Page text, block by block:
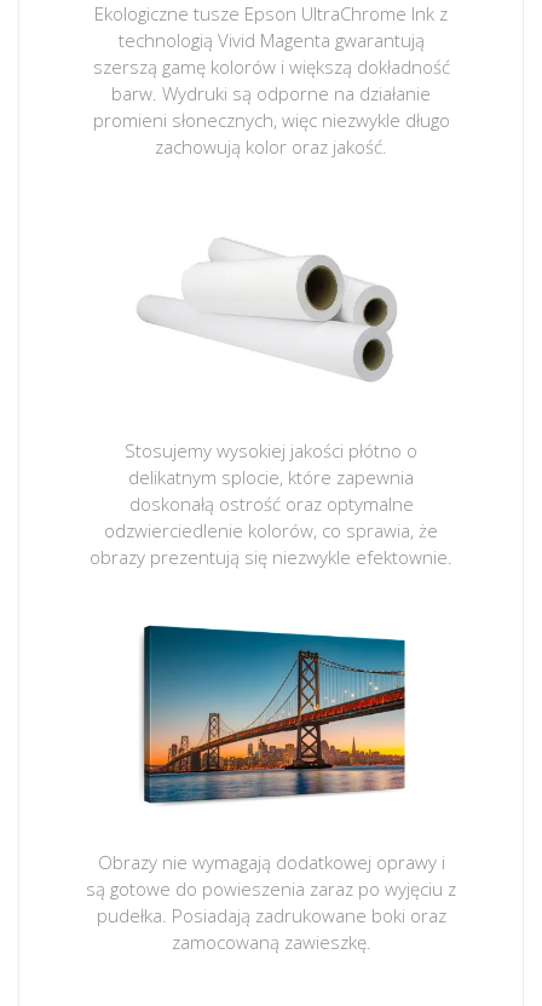
Ekologiczne tusze Epson UltraChrome Ink z
technologią Vivid Magenta gwarantują
szerszą gamę kolorów i większą dokładność
barw. Wydruki są odporne na działanie
promieni słonecznych, więc niezwykle długo
zachowują kolor oraz jakość.
Stosujemy wysokiej jakości płótno o
delikatnym splocie, które zapewnia
doskonałą ostrość oraz optymalne
odzwierciedlenie kolorów, co sprawia, że
obrazy prezentują się niezwykle efektownie.
Obrazy nie wymagają dodatkowej oprawy i
są gotowe do powieszenia zaraz po wyjęciu z
pudełka. Posiadają zadrukowane boki oraz
zamocowaną zawieszkę.